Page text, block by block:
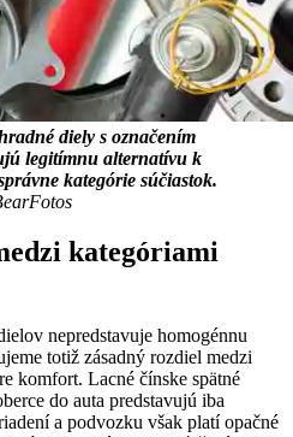
diely s označením
legitímnu alternatívu k
kategórie súčiastok.
kategóriami
nepredstavuje homogénnu
totiž zásadný rozdiel medzi
komfort. Lacné čínske spätné
do auta predstavujú iba
a podvozku však platí opačné